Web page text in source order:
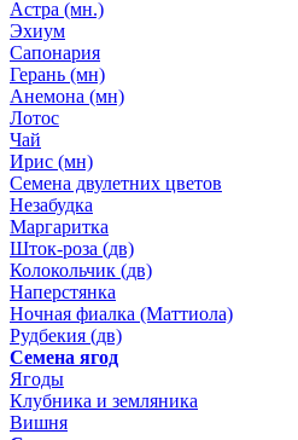
Астра (мн.)
Эхиум
Сапонария
Герань (мн)
Анемона (мн)
Лотос
Чай
Ирис (мн)
Семена двулетних цветов
Незабудка
Маргаритка
Шток-роза (дв)
Колокольчик (дв)
Наперстянка
Ночная фиалка (Маттиола)
Рудбекия (дв)
Семена ягод
Ягоды
Клубника и земляника
Вишня